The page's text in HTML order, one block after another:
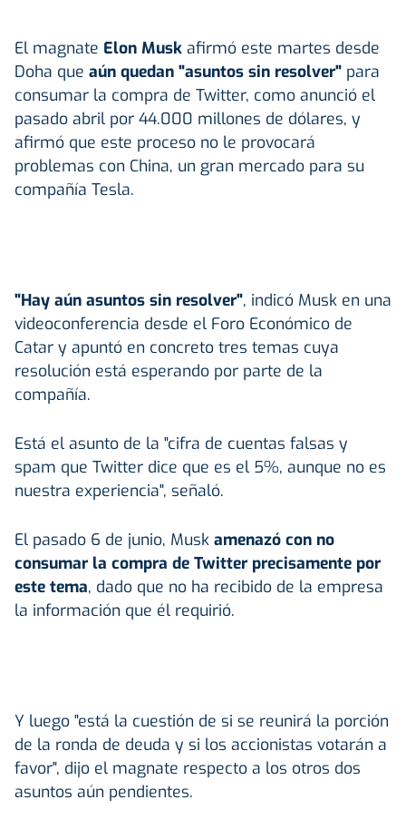
El magnate Elon Musk afirmó este martes desde
Doha que aún quedan "asuntos sin resolver" para
consumar la compra de Twitter, como anunció el
pasado abril por 44.000 millones de dólares, y
afirmó que este proceso no le provocará
problemas con China, un gran mercado para su
compañía Tesla.
"Hay aún asuntos sin resolver", indicó Musk en una
videoconferencia desde el Foro Económico de
Catar y apuntó en concreto tres temas cuya
resolución está esperando por parte de la
compañía.
Está el asunto de la "cifra de cuentas falsas y
spam que Twitter dice que es el 5%, aunque no es
nuestra experiencia", señaló.
El pasado 6 de junio, Musk amenazó con no
consumar la compra de Twitter precisamente por
este tema, dado que no ha recibido de la empresa
la información que él requirió.
Y luego "está la cuestión de si se reunirá la porción
de la ronda de deuda y si los accionistas votarán a
favor", dijo el magnate respecto a los otros dos
asuntos aún pendientes.